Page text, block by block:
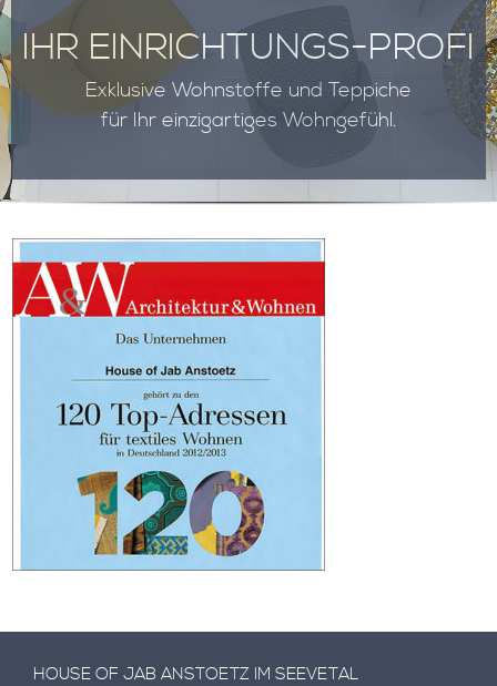
IHR EINRICHTUNGS-PROFI
Exklusive Wohnstoffe und Teppiche
für Ihr einzigartiges Wohngefühl.
HOUSE OF JAB ANSTOETZ IM SEEVETAL